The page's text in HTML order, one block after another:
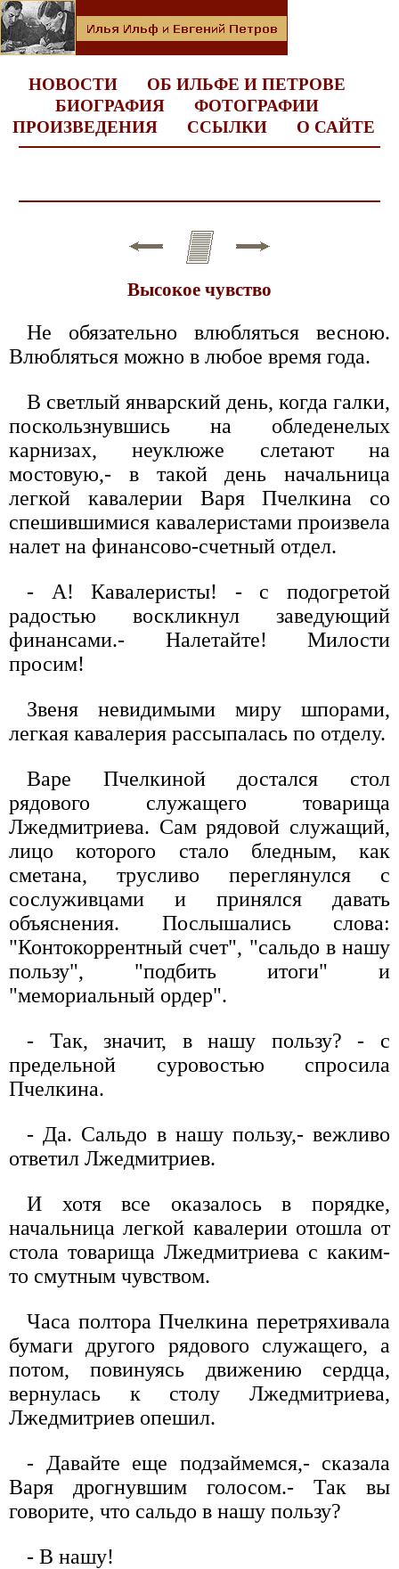
НОВОСТИ
ОБ ИЛЬФЕ И ПЕТРОВЕ
БИОГРАФИЯ
ФОТОГРАФИИ
ПРОИЗВЕДЕНИЯ
ССЫЛКИ О САЙТЕ
Высокое чувство
Не обязательно влюбляться весною.
Влюбляться можно в любое время года.
В светлый январский день, когда галки,
поскользнувшись на обледенелых
карнизах, неуклюже слетают на
мостовую,- в такой день начальница
легкой кавалерии Варя Пчелкина со
спешившимися кавалеристами произвела
налет на финансово-счетный отдел.
- А! Кавалеристы! - с подогретой
радостью воскликнул заведующий
финансами.- Налетайте! Милости
просим!
Звеня невидимыми миру шпорами,
легкая кавалерия рассыпалась по отделу.
Варе Пчелкиной достался стол
рядового служащего товарища
Лжедмитриева. Сам рядовой служащий,
лицо которого стало бледным, как
сметана, трусливо переглянулся с
сослуживцами и принялся давать
объяснения. Послышались слова:
"Контокоррентный счет", "сальдо в нашу
пользу", "подбить итоги" и
"мемориальный ордер".
- Так, значит, в нашу пользу? - с
предельной суровостью спросила
Пчелкина.
- Да. Сальдо в нашу пользу,- вежливо
ответил Лжедмитриев.
И хотя все оказалось в порядке,
начальница легкой кавалерии отошла от
стола товарища Лжедмитриева с каким-
то смутным чувством.
Часа полтора Пчелкина перетряхивала
бумаги другого рядового служащего, а
потом, повинуясь движению сердца,
вернулась к столу Лжедмитриева,
Лжедмитриев опешил.
- Давайте еще подзаймемся,- сказала
Варя дрогнувшим голосом.- Так вы
говорите, что сальдо в нашу пользу?
- В нашу!